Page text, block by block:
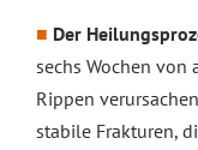
Der
sechs Wochen von
Rippen
stabile Frakturen,